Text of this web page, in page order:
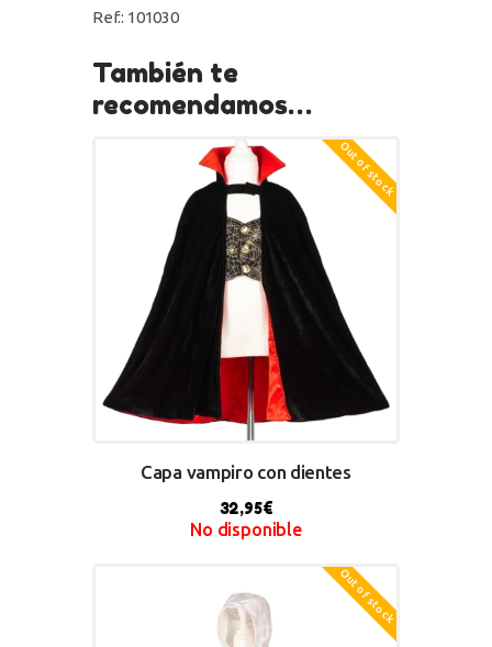
Ref.: 101030
También te
recomendamos…
Out of stock
BUY NOW
Capa vampiro con dientes
32,95€
No disponible
Out of stock